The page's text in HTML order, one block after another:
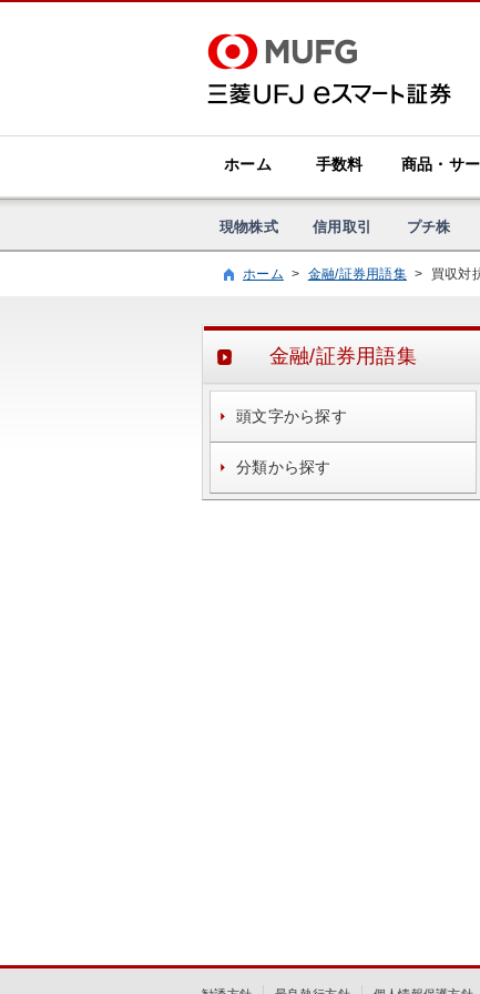
ホーム 手数料 商品・サ
現物株式 信用取引 プチ株
ホーム > 金融/証券用語集 > 買収対
金融/証券用語集
頭文字から探す
分類から探す